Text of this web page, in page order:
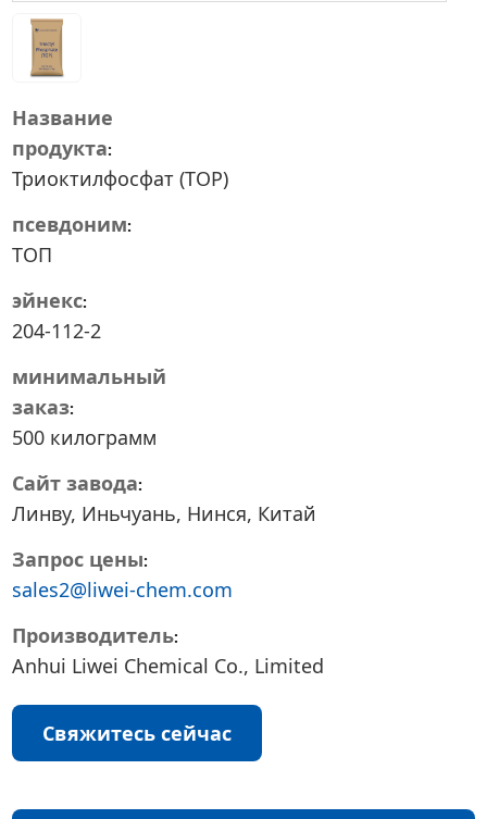
Название
продукта
Триоктилфосфат (TOP)
псевдоним
ТОП
эйнекс
204-112-2
минимальный
заказ
500 килограмм
Сайт завода
Линву, Иньчуань, Нинся, Китай
Запрос цены
sales2@liwei-chem.com
Производитель
Anhui Liwei Chemical Co., Limited
Свяжитесь сейчас